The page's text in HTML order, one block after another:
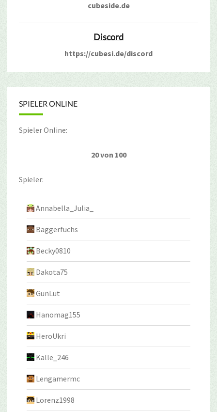
cubeside.de
Discord
https://cubesi.de/discord
SPIELER ONLINE
Spieler Online:
20 von 100
Spieler:
Annabella_Julia_
Baggerfuchs
Becky0810
Dakota75
GunLut
Hanomag155
HeroUkri
Kalle_246
Lengamermc
Lorenz1998